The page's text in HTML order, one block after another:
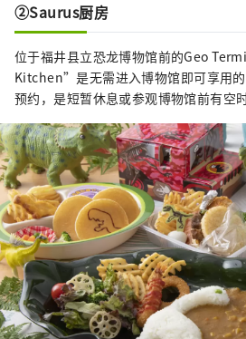
②Saurus厨房
位于福井县立恐龙博物馆前的Geo
Kitchen”是无需进入博物馆即可享用
预约，是短暂休息或参观博物馆前有空